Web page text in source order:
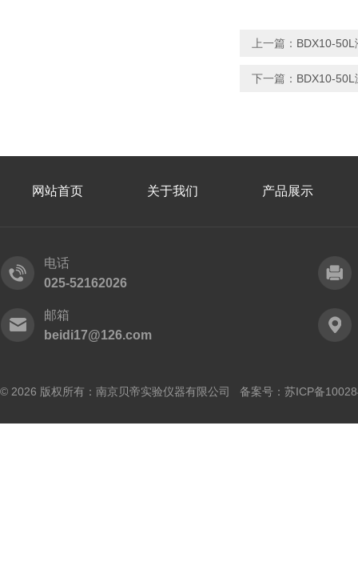
上一篇： BDX10-
下一篇： BDX10-
网站首页 关于我们 产品展示
电话
025-52162026
邮箱
beidi17@126.com
© 2026 版权所有：南京贝帝实验仪器有限公司 备案号： 苏ICP备